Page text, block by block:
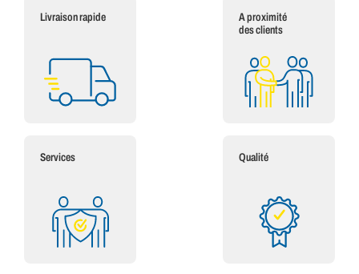
Livraison rapide
A proximité
des clients
Services Qualité